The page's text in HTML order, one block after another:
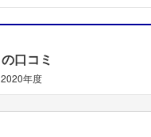
の口コミ
2020年度